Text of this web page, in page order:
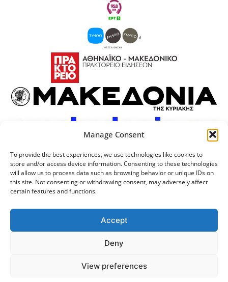
Manage Consent
To provide the best experiences, we use technologies like cookies to
store and/or access device information. Consenting to these technologies
will allow us to process data such as browsing behavior or unique IDs on
this site. Not consenting or withdrawing consent, may adversely affect
certain features and functions.
Accept
Deny
View preferences
Προσωπικά Δεδομένα
Λογότυπος
Πανεπιστήμιο Θεσσαλονίκης
Διακυβέρνησης ΑΠΘ